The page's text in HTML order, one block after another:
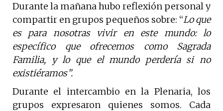
Durante la mañana hubo reflexión personal y
compartir en grupos pequeños sobre: “Lo que
es para nosotras vivir en este mundo: lo
específico que ofrecemos como Sagrada
Familia, y lo que el mundo perdería si no
existiéramos”.
Durante el intercambio en la Plenaria, los
grupos expresaron quienes somos. Cada